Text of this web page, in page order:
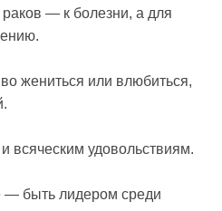
— к болезни, а для
жениться или влюбиться,
всяческим удовольствиям.
— быть лидером среди